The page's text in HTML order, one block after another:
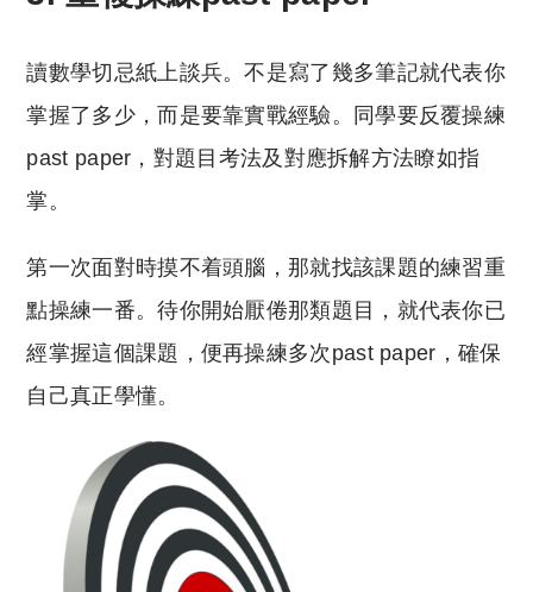
讀數學切忌紙上談兵。不是寫了幾多筆記就代表你
掌握了多少，而是要靠實戰經驗。同學要反覆操練
past paper，對題目考法及對應拆解方法瞭如指
掌。
第一次面對時摸不着頭腦，那就找該課題的練習重
點操練一番。待你開始厭倦那類題目，就代表你已
經掌握這個課題，便再操練多次past paper，確保
自己真正學懂。